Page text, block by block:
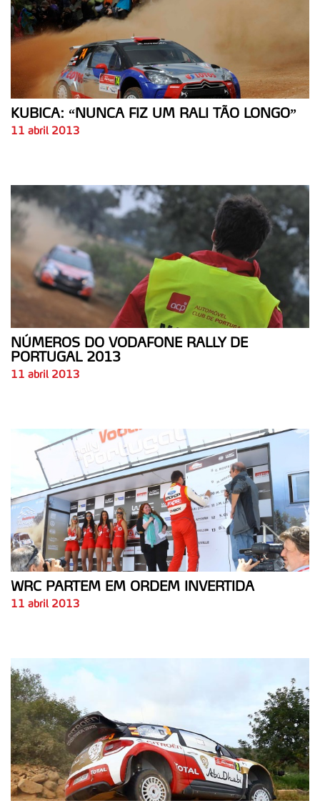
KUBICA: “NUNCA FIZ UM RALI TÃO LONGO”
11 abril 2013
NÚMEROS DO VODAFONE RALLY DE
PORTUGAL 2013
11 abril 2013
WRC PARTEM EM ORDEM INVERTIDA
11 abril 2013